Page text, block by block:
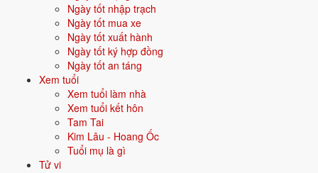
Ngày tốt nhập trạch
Ngày tốt mua xe
Ngày tốt xuất hành
Ngày tốt ký hợp đồng
Ngày tốt an táng
Xem tuổi
Xem tuổi làm nhà
Xem tuổi kết hôn
Tam Tai
Kim Lâu - Hoang Ốc
Tuổi mụ là gì
Tử vi
33 (Trưởng thành), người sinh năm 1993 nên ưu tiên các
Tình duyên - kết hôn
Mua nhà - mua xe
Đặt tên cho người sinh năm 1993 mệnh Kim
Khi đặt tên cho người sinh năm
bộ chữ Hán thuộc hành bản mệnh hoặc hành tương sinh; tránh bộ chữ